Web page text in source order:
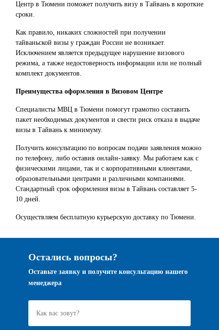
Центр в Тюмени поможет получить визу в Тайвань в короткие
сроки.
Как правило, никаких сложностей при получении
тайваньской визы у граждан России не возникает.
Исключением является предыдущее нарушение визового
режима, а также недостоверность информации или не полный
комплект документов.
Преимущества оформления в Визовом Центре
Специалисты МВЦ в Тюмени помогут грамотно составить
пакет необходимых документов и свести риск отказа в выдаче
визы в Тайвань к минимуму.
Получить консультацию по вопросам подачи заявления можно
по телефону, либо оставив онлайн-заявку. Мы работаем как с
физическими лицами, так и с корпоративными клиентами,
образовательными центрами и различными компаниями.
Стандартный срок оформления визы в Тайвань составляет 5-
10 дней.
Осуществляем бесплатную курьерскую доставку по Тюмени.
Остались вопросы?
Оставьте заявку и получите консультацию нашего
менеджера